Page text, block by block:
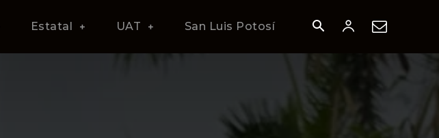
Estatal UAT San Luis Potosí